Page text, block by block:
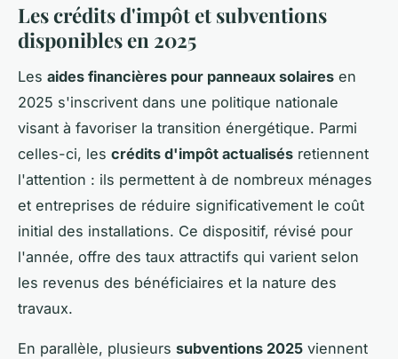
Les crédits d'impôt et subventions
disponibles en 2025
Les aides financières pour panneaux solaires en
2025 s'inscrivent dans une politique nationale
visant à favoriser la transition énergétique. Parmi
celles-ci, les crédits d'impôt actualisés retiennent
l'attention : ils permettent à de nombreux ménages
et entreprises de réduire significativement le coût
initial des installations. Ce dispositif, révisé pour
l'année, offre des taux attractifs qui varient selon
les revenus des bénéficiaires et la nature des
travaux.
En parallèle, plusieurs subventions 2025 viennent